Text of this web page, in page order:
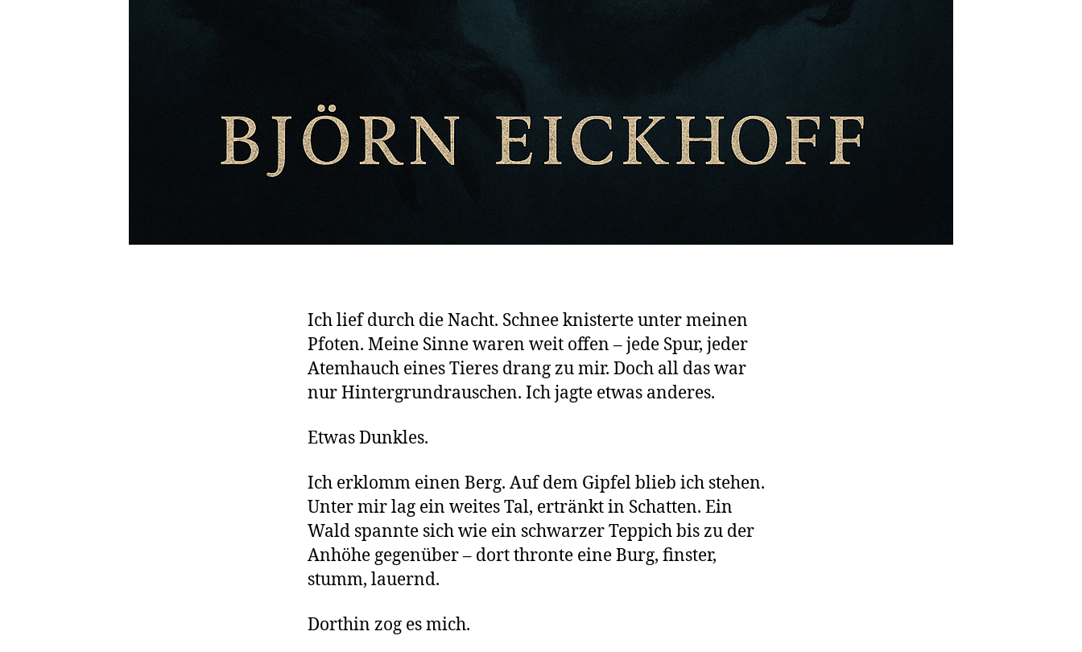
Ich lief durch die Nacht. Schnee knisterte unter meinen
Pfoten. Meine Sinne waren weit offen – jede Spur, jeder
Atemhauch eines Tieres drang zu mir. Doch all das war
nur Hintergrundrauschen. Ich jagte etwas anderes.
Etwas Dunkles.
Ich erklomm einen Berg. Auf dem Gipfel blieb ich stehen.
Unter mir lag ein weites Tal, ertränkt in Schatten. Ein
Wald spannte sich wie ein schwarzer Teppich bis zu der
Anhöhe gegenüber – dort thronte eine Burg, finster,
stumm, lauernd.
Dorthin zog es mich.